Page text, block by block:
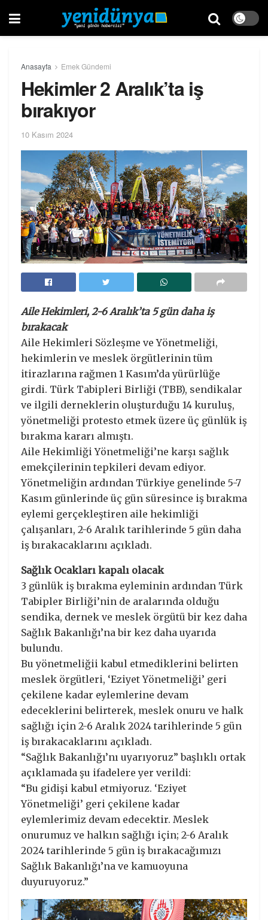
Anasayfa Emek Gündemi
Hekimler 2 Aralık’ta iş
bırakıyor
10 Kasım 2024
Aile Hekimleri, 2-6 Aralık’ta 5 gün daha iş
bırakacak
Aile Hekimleri Sözleşme ve Yönetmeliği,
hekimlerin ve meslek örgütlerinin tüm
itirazlarına rağmen 1 Kasım’da yürürlüğe
girdi. Türk Tabipleri Birliği (TBB), sendikalar
ve ilgili derneklerin oluşturduğu 14 kuruluş,
yönetmeliği protesto etmek üzere üç günlük iş
bırakma kararı almıştı.
Aile Hekimliği Yönetmeliği’ne karşı sağlık
emekçilerinin tepkileri devam ediyor.
Yönetmeliğin ardından Türkiye genelinde 5-7
Kasım günlerinde üç gün süresince iş bırakma
eylemi gerçekleştiren aile hekimliği
çalışanları, 2-6 Aralık tarihlerinde 5 gün daha
iş bırakacaklarını açıkladı.
Sağlık Ocakları kapalı olacak
3 günlük iş bırakma eyleminin ardından Türk
Tabipler Birliği’nin de aralarında olduğu
sendika, dernek ve meslek örgütü bir kez daha
Sağlık Bakanlığı’na bir kez daha uyarıda
bulundu.
Bu yönetmeliğii kabul etmediklerini belirten
meslek örgütleri, ‘Eziyet Yönetmeliği’ geri
çekilene kadar eylemlerine devam
edeceklerini belirterek, meslek onuru ve halk
sağlığı için 2-6 Aralık 2024 tarihlerinde 5 gün
iş bırakacaklarını açıkladı.
“Sağlık Bakanlığı’nı uyarıyoruz” başlıklı ortak
açıklamada şu ifadelere yer verildi:
“Bu gidişi kabul etmiyoruz. ‘Eziyet
Yönetmeliği’ geri çekilene kadar
eylemlerimiz devam edecektir. Meslek
onurumuz ve halkın sağlığı için; 2-6 Aralık
2024 tarihlerinde 5 gün iş bırakacağımızı
Sağlık Bakanlığı’na ve kamuoyuna
duyuruyoruz.”